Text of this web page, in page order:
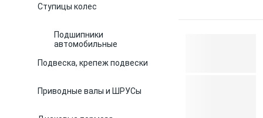
Ступицы колес
Подшипники
автомобильные
Подвеска, крепеж подвески
Приводные валы и ШРУСы